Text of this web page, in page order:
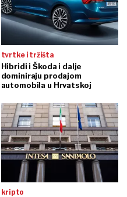
tvrtke i tržišta
Hibridi i Škoda i dalje
dominiraju prodajom
automobila u Hrvatskoj
kripto